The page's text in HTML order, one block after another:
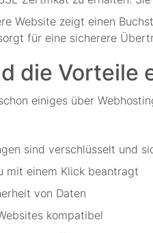
Website zeigt einen
für eine sicherere
die Vorteile
einiges über
sind verschlüsselt und
mit einem Klick beantragt
von Daten
kompatibel